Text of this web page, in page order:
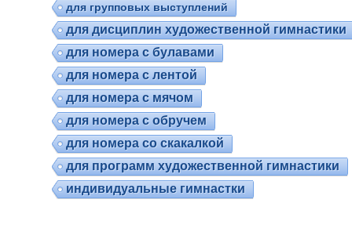
для групповых выступлений
для дисциплин художественной гимнастики
для номера с булавами
для номера с лентой
для номера с мячом
для номера с обручем
для номера со скакалкой
для программ художественной гимнастики
индивидуальные гимнастки